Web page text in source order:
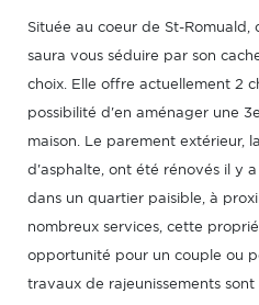
Située au coeur de St-
saura vous séduire par son
choix. Elle offre actuellement 2
possibilité d'en aménager une
maison. Le parement extérieur,
d'asphalte, ont été rénovés il y
dans un quartier paisible, à
nombreux services, cette
opportunité pour un couple ou
travaux de rajeunissements